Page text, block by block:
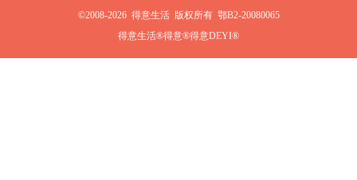
©2008-2026 得意生活 版权所有 鄂B2-20080065
得意生活®得意®得意DEYI®